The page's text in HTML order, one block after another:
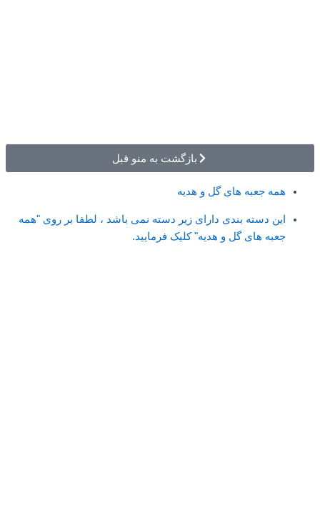
بازگشت به منو قبل
همه جعبه های گل و هدیه
این دسته بندی دارای زیر دسته نمی باشد ، لطفا بر روی "همه
جعبه های گل و هدیه" کلیک فرمایید.